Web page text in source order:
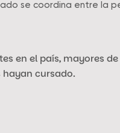
se coordina entre la
en el país, mayores
hayan cursado.